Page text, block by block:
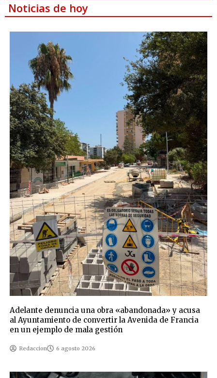
Noticias de hoy
Adelante denuncia una obra «abandonada» y acusa
al Ayuntamiento de convertir la Avenida de Francia
en un ejemplo de mala gestión
Redaccion 6 agosto 2026